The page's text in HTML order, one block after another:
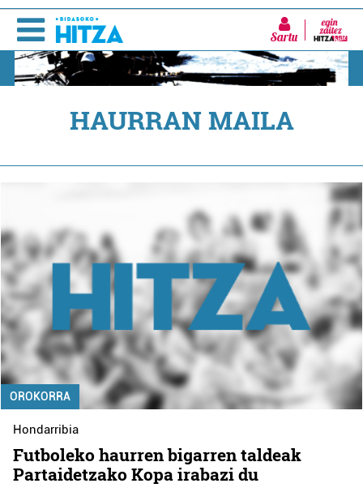
Sartu
HAURRAN MAILA
OROKORRA
Hondarribia
Futboleko haurren bigarren taldeak
Partaidetzako Kopa irabazi du